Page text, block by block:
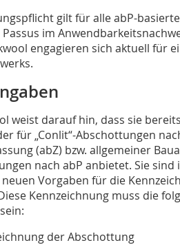
gilt für alle abP-
im
engagieren sich aktuell für
weist darauf hin, dass sie
für „Conlit“-Abschottungen
(abZ) bzw. allgemeiner
nach abP anbietet. Sie sind
Vorgaben für die
Kennzeichnung muss die
der Abschottung